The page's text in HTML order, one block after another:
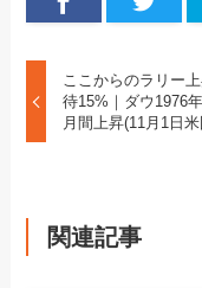
ここからのラリー
待15%｜ダウ1976
月間上昇(11月1日
関連記事